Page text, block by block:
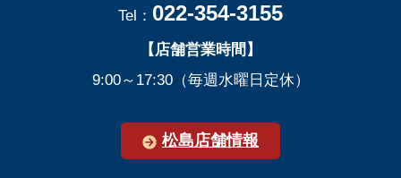
Tel： 022-354-3155
【店舗営業時間】
9:00～17:30（毎週水曜日定休）
松島店舗情報